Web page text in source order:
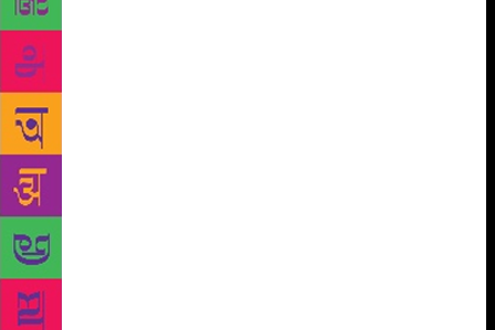
अपराधियों बच्चा पैदा होता है ऐसा कानून धरती पर लागू हुआ और
उसके पञ आज भारत में करीबन 10 करोड लोग हैं यह लोगों को
आज खानाबदोश नाम पर जाना जाता गुन्हेगार आदिवासीनाम से जाना
जाता है और उसका दर्द दुख लेकर हम लेखन के माध्यम से संगठन
के माध्यम से पूरे भारतवर्ष में आज काम चल रहा है लेकिन आज भी
कानून के तहत हम इस देश के सही सिटीजन नहीं है क्योंकि हम
संविधान के अंतर्गत हम नहीं आते हैं क्योंकि आजादी के 5 साल दिन के
बाद हम लोगों को इस देश में व्यक्ति स्वातंत्र्य नहीं मिला १952 में
पंडित जवाहरलाल नेहरू ने कहा कि हम मुक्त हैं लेकिन आप लोग जंग
लडने वाले आदिवासी आज से विशेष मुक्त है यानी उसका नामकरण
विमुक्त हो गया आज विमुक्त लोग दर्द मारे यह गांव से वह गांव घूमते हैं
ना दाना पानी है ना गांव में कोई रुकने की जगह है ना कोई काम देता